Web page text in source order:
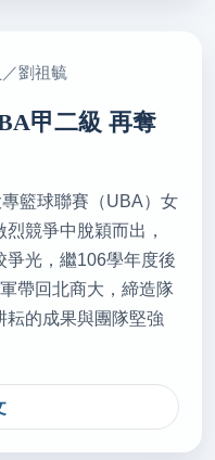
轉載自 國立
連2月超越女性(轉
劉祖毓
甲二級 再奪
籃球聯賽（UBA）女
競爭中脫穎而出，
爭光，繼106學年度後
帶回北商大，締造隊
耘的成果與團隊堅強